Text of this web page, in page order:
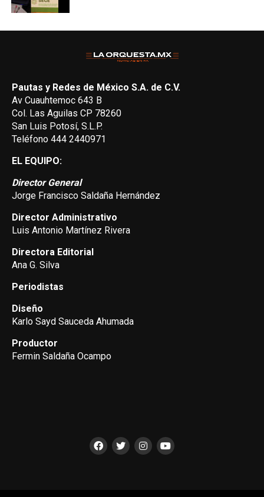
Pautas y Redes de México S.A. de C.V.
Av Cuauhtemoc 643 B
Col. Las Aguilas CP 78260
San Luis Potosí, S.L.P.
Teléfono 444 2440971
EL EQUIPO:
Director General
Jorge Francisco Saldaña Hernández
Director Administrativo
Luis Antonio Martínez Rivera
Directora Editorial
Ana G. Silva
Periodistas
Diseño
Karlo Sayd Sauceda Ahumada
Productor
Fermin Saldaña Ocampo